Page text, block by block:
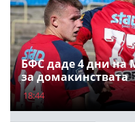
БФС даде 4 дни на
за домакинствата
18:44